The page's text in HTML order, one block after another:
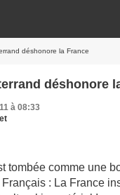
déshonore la France
déshonore
à 08:33
tombée comme une
: La France